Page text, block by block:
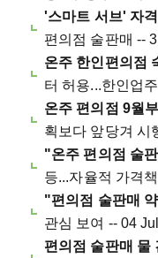
'스마트 서브' 자
편의점 술판매 --
온주 한인편의점
터 허용...한인업
온주 편의점 9월
획보다 앞당겨 시
"온주 편의점 술
등...자율적 가격
"편의점 술판매
관심 보여 -- 04
편의점 술판매 물